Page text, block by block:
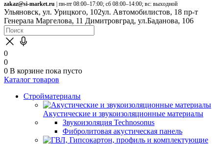
zakaz@si-market.ru | пн-пт 08:00–17:00; сб 08:00–14:00; вс: выходной
Ульяновск, ул. Урицкого, 102ул. Автомобилистов, 18 пр-т
Генерала Маргелова, 11 Димитровград, ул.Баданова, 106
0
0
0 В корзине пока пусто
Каталог товаров
Стройматериалы
Акустические и звукоизоляционные материалы
Звукоизоляция Technosonus
Фибролитовая акустическая панель